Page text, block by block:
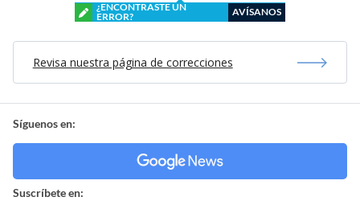
¿ENCONTRASTE UN
ERROR?
AVÍSANOS
Revisa nuestra página de correcciones
Síguenos en:
Suscríbete en: